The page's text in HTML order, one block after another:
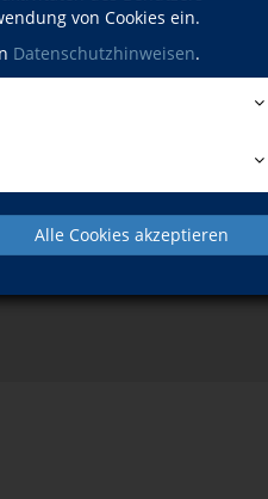
von Cookies ein.
Datenschutzhinweisen.
Alle Cookies akzeptieren